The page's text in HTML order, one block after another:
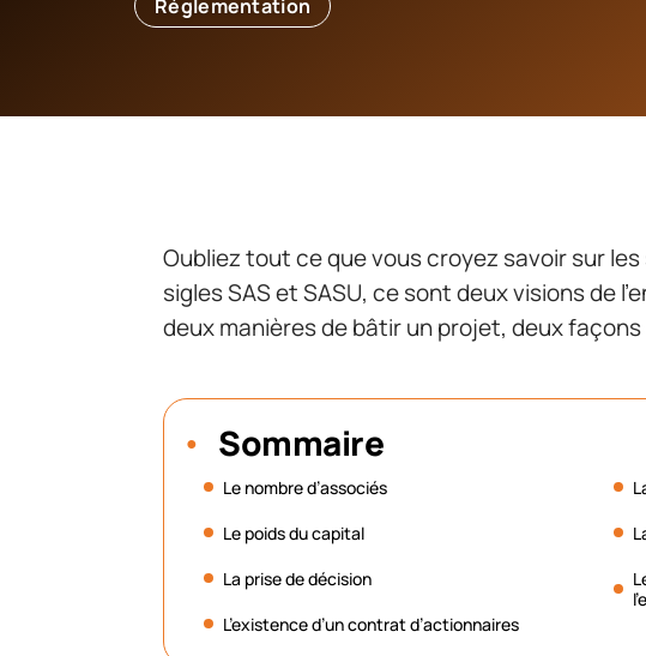
Réglementation
Oubliez tout ce que vous croyez savoir sur
sigles SAS et SASU, ce sont deux visions de
deux manières de bâtir un projet, deux
Sommaire
Le nombre d’associés
Le poids du capital
La prise de décision
L’existence d’un contrat d’actionnaires